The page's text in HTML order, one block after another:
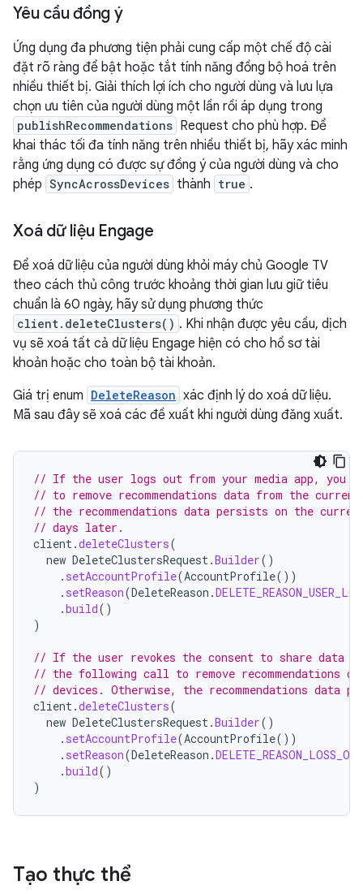
Yêu cầu đồng ý
Ứng dụng đa phương tiện phải cung cấp một chế độ cài
đặt rõ ràng để bật hoặc tắt tính năng đồng bộ hoá trên
nhiều thiết bị. Giải thích lợi ích cho người dùng và lưu lựa
chọn ưu tiên của người dùng một lần rồi áp dụng trong
publishRecommendations Request cho phù hợp. Để
khai thác tối đa tính năng trên nhiều thiết bị, hãy xác minh
rằng ứng dụng có được sự đồng ý của người dùng và cho
phép SyncAcrossDevices thành true .
Xoá dữ liệu Engage
Để xoá dữ liệu của người dùng khỏi máy chủ Google TV
theo cách thủ công trước khoảng thời gian lưu giữ tiêu
chuẩn là 60 ngày, hãy sử dụng phương thức
client.deleteClusters() . Khi nhận được yêu cầu, dịch
vụ sẽ xoá tất cả dữ liệu Engage hiện có cho hồ sơ tài
khoản hoặc cho toàn bộ tài khoản.
Giá trị enum DeleteReason xác định lý do xoá dữ liệu.
Mã sau đây sẽ xoá các đề xuất khi người dùng đăng xuất.
// If the user logs out from your media app, you
// to remove recommendations data from the
// the recommendations data persists on the
// days later.
client.deleteClusters(
new DeleteClustersRequest.Builder()
. setAccountProfile(AccountProfile())
. setReason(DeleteReason .
.build()
)
// If the user revokes the consent to share data
// the following call to remove recommendations
// devices. Otherwise, the recommendations data
client.deleteClusters(
new DeleteClustersRequest.Builder()
. setAccountProfile(AccountProfile())
. setReason(DeleteReason .
.build()
)
Tạo thực thể